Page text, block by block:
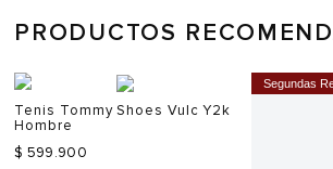
PRODUCTOS
Tenis Tommy Shoes Vulc Y2k
Hombre
$ 599.900
Segundas